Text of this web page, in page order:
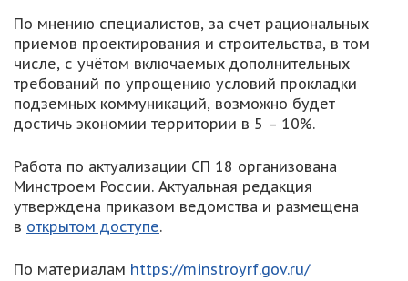
По мнению специалистов, за счет рациональных
приемов проектирования и строительства, в том
числе, с учётом включаемых дополнительных
требований по упрощению условий прокладки
подземных коммуникаций, возможно будет
достичь экономии территории в 5 – 10%.
Работа по актуализации СП 18 организована
Минстроем России. Актуальная редакция
утверждена приказом ведомства и размещена
в открытом доступе.
По материалам https://minstroyrf.gov.ru/